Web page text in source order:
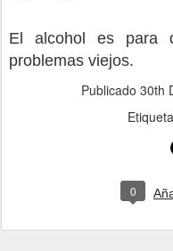
El alcohol es para
problemas viejos.
Publicado 30th
0